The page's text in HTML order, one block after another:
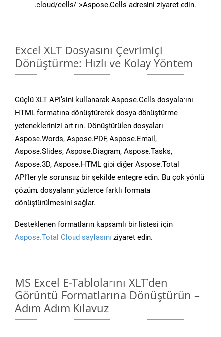
.cloud/cells/">Aspose.Cells adresini ziyaret edin.
Excel XLT Dosyasını Çevrimiçi
Dönüştürme: Hızlı ve Kolay Yöntem
Güçlü XLT API’sini kullanarak Aspose.Cells dosyalarını
HTML formatına dönüştürerek dosya dönüştürme
yeteneklerinizi artırın. Dönüştürülen dosyaları
Aspose.Words, Aspose.PDF, Aspose.Email,
Aspose.Slides, Aspose.Diagram, Aspose.Tasks,
Aspose.3D, Aspose.HTML gibi diğer Aspose.Total
API’leriyle sorunsuz bir şekilde entegre edin. Bu çok yönlü
çözüm, dosyaların yüzlerce farklı formata
dönüştürülmesini sağlar.
Desteklenen formatların kapsamlı bir listesi için
Aspose.Total Cloud sayfasını ziyaret edin.
MS Excel E-Tablolarını XLT’den
Görüntü Formatlarına Dönüştürün –
Adım Adım Kılavuz